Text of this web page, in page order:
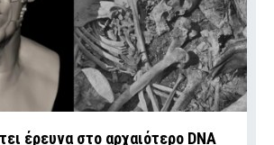
έρευνα στο αρχαιότερο DNA